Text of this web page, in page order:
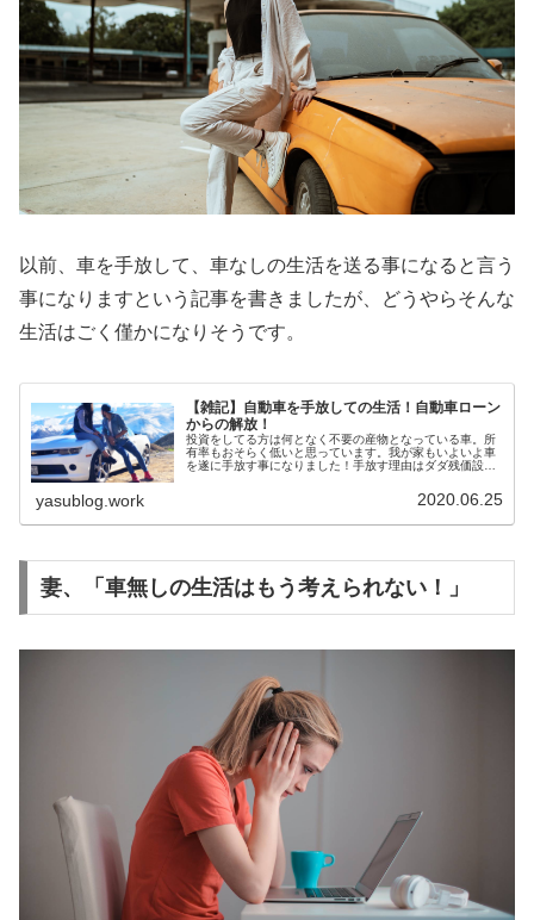
以前、車を手放して、車なしの生活を送る事になると言う
事になりますという記事を書きましたが、どうやらそんな
生活はごく僅かになりそうです。
【雑記】自動車を手放しての生活！自動車ローン
からの解放！
投資をしてる方は何となく不要の産物となっている車。所
有率もおそらく低いと思っています。我が家もいよいよ車
を遂に手放す事になりました！手放す理由はダダ残価設定
yasublog.work 2020.06.25
妻、「車無しの生活はもう考えられない！」